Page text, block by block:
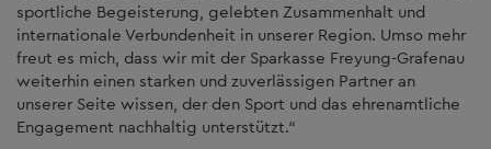
sportliche Begeisterung, gelebten Zusammenhalt und
internationale Verbundenheit in unserer Region. Umso mehr
freut es mich, dass wir mit der Sparkasse Freyung-Grafenau
weiterhin einen starken und zuverlässigen Partner an
unserer Seite wissen, der den Sport und das ehrenamtliche
Engagement nachhaltig unterstützt.“